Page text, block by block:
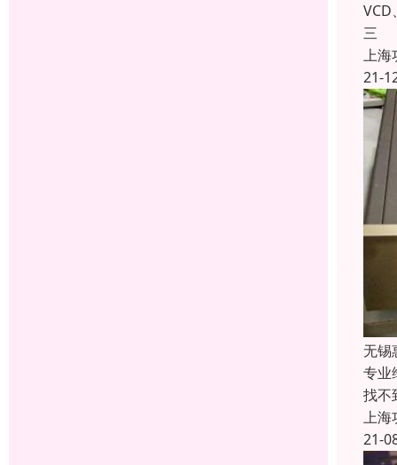
VCD
三
上海
21-
无锡
专业
找不
上海
21-